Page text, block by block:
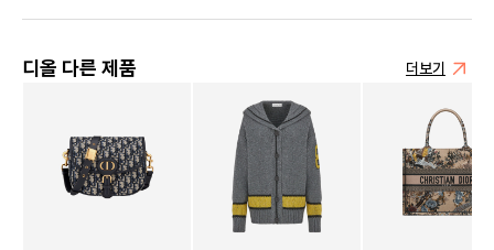
디올 다른 제품 더보기